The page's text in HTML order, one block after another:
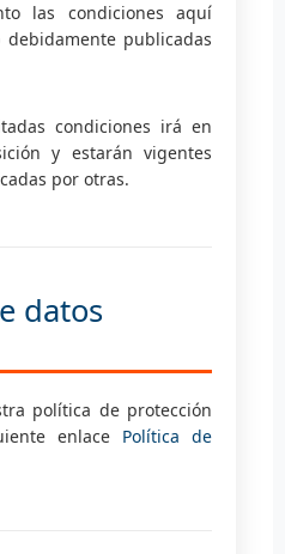
las condiciones aquí
publicadas
condiciones irá en
y estarán vigentes
por otras.
datos
política de protección
enlace Política de